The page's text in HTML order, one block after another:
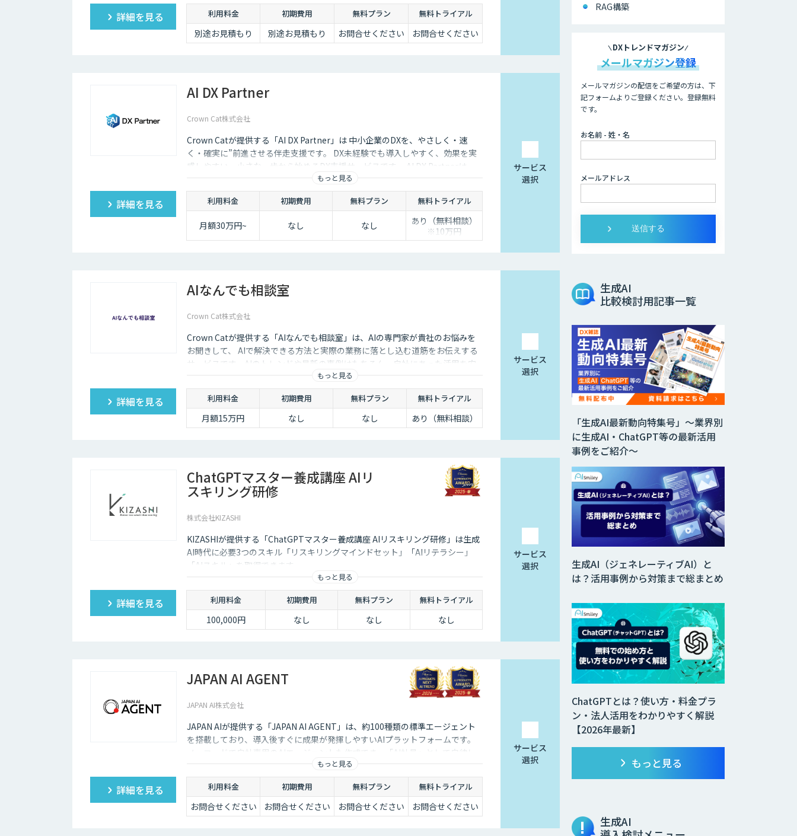
劇的に変えたい」
方に
・5名様まで一律
料金で使い放題
6,000円で、チーム
詳細を見る 利用料金 初期費用 無料プラン 無料トライアル
別途お見積もり 別途お見積もり お問合せください お問合せください
AI DX Partner
Crown Cat株式会社
Crown Catが提供する「AI DX Partner」は 中小企業のDXを、やさしく・速
く・確実に”前進させる伴走支援です。 DX未経験でも導入しやすく、効果を実
感しやすい、小さな一歩から始めるDX支援サービスです。 AI DX Partnerは、
大手企業のDX支援で培ったノウハウをベースに、 地方・中小企業のための“現
実的なDX”を設計・実装・運用まで一貫して支援いたします。 私たちは、コン
サル×開発×AIの力で、現場に寄り添った 『ちょうどいいDX』を実現します。
もっと見る
詳細を見る 利用料金 初期費用 無料プラン 無料トライアル
月額30万円~ なし なし
あり（無料相談）
※10万円
サービス
選択
AIなんでも相談室
Crown Cat株式会社
Crown Catが提供する「AIなんでも相談室」は、AIの専門家が貴社のお悩みを
お聞きして、 AIで解決できる方法と実際の業務に落とし込む道筋をお伝えする
サービスです。AIのトレンドや最新の事例はもちろん、自社にあった活用を安
価にクイックに知ることができます。もっと見る
詳細を見る 利用料金 初期費用 無料プラン 無料トライアル
月額15万円 なし なし あり（無料相談）
サービス
選択
ChatGPTマスター養成講座 AIリ
スキリング研修
株式会社KIZASHI
KIZASHIが提供する「ChatGPTマスター養成講座 AIリスキリング研修」は生成
AI時代に必要3つのスキル「リスキリングマインドセット」「AIリテラシー」
「AIスキル」を取得できます
もっと見る
詳細を見る 利用料金 初期費用 無料プラン 無料トライアル
100,000円 なし なし なし
サービス
選択
JAPAN AI AGENT
JAPAN AI株式会社
JAPAN AIが提供する「JAPAN AI AGENT」は、約100種類の標準エージェント
を搭載しており、導入後すぐに成果が発揮しやすいAIプラットフォームです。
ノーコードで自社専用のAIエージェントも作成でき、「AI社員」として自律し
てタスクを遂行する環境を構築可能です。
もっと見る
詳細を見る 利用料金 初期費用 無料プラン 無料トライアル
お問合せください お問合せください お問合せください お問合せください
サービス
選択
RAG構築
DXトレンドマガジン
メールマガジン登録
メールマガジンの配信をご希望の方は、下
記フォームよりご登録ください。登録無料
です。
お名前 - 姓・名
メールアドレス
生成AI
比較検討用記事一覧
生成AI（ジェネレーティブAI）と
は？活用事例から対策まで総まとめ
ChatGPTとは？使い方・料金プラ
ン・法人活用をわかりやすく解説
【2026年最新】
「生成AI最新動向特集号」～業界別
に生成AI・ChatGPT等の最新活用
事例をご紹介～
もっと見る
生成AI